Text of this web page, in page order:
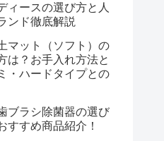
ィースの選び方と人
ンド徹底解説
マット（ソフト）の
は？お手入れ方法と
・ハードタイプとの
ブラシ除菌器の選び
すすめ商品紹介！